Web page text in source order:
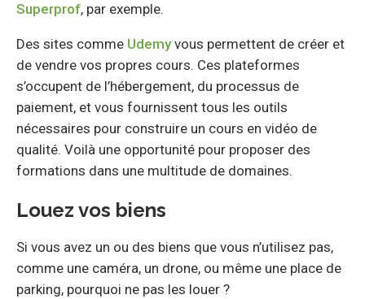
Superprof, par exemple.
Des sites comme Udemyvous permettent de créer et
de vendre vos propres cours. Ces plateformes
s’occupent de l’hébergement, du processus de
paiement, et vous fournissent tous les outils
nécessaires pour construire un cours en vidéo de
qualité. Voilà une opportunité pour proposer des
formations dans une multitude de domaines.
Louez vos biens
Si vous avez un ou des biens que vous n’utilisez pas,
comme une caméra, un drone, ou même une place de
parking, pourquoi ne pas les louer ?